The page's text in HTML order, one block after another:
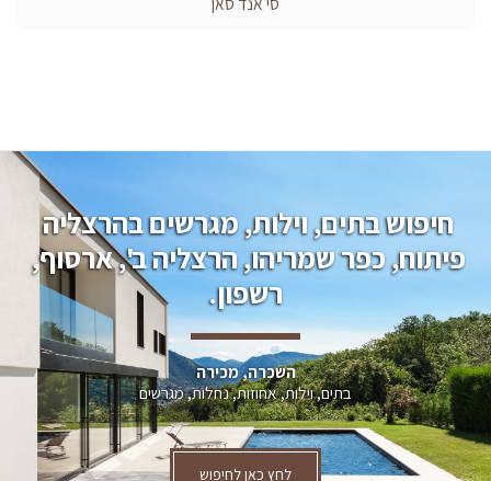
חיפוש בתים, וילות, מגרשים בהרצליה
פיתוח, כפר שמריהו, הרצליה ב', ארסוף,
רשפון.
השכרה, מכירה
בתים, וילות, אחוזות, נחלות, מגרשים
לחץ כאן לחיפוש